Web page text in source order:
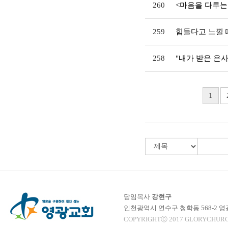
260 <마음을 다루
259 힘들다고 느낄
258 "내가 받은 은
1
담임목사 강현구
인천광역시 연수구 청학동 568-2
COPYRIGHTⓒ 2017